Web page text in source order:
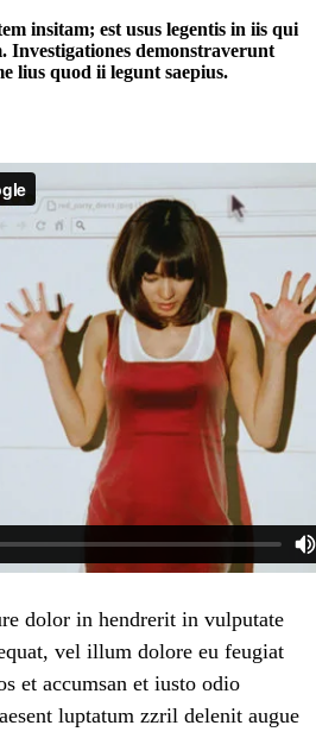
insitam; est usus legentis in iis qui
Investigationes demonstraverunt
lius quod ii legunt saepius.
dolor in hendrerit in vulputate
vel illum dolore eu feugiat
et accumsan et iusto odio
luptatum zzril delenit augue